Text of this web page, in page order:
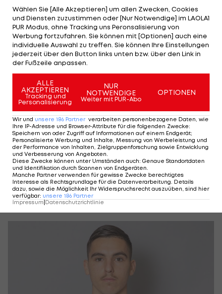
LUKA SUČIĆ - 90 Minuten - Note: 3
Der Kroate konnte am Ball immer wieder glänzen
und sorgte für Kreativmomente. Im defensiven
Zweikampfverhalten war die Leistung aber
jedenfalls ausbaufähig. In der 15. Minute war er
mit einem geschickten Pass bei der Nene-Chance
mitbeteiligt.
Wählen Sie [Alle Akzeptieren] um allen Zwecken, Cookies
und Diensten zuzustimmen oder [Nur Notwendige] im LAOLA1
PUR Modus, ohne Tracking uns Peronsalisierung von
Werbung fortzufahren. Sie können mit [Optionen] auch eine
individuelle Auswahl zu treffen. Sie können Ihre Einstellungen
jederzeit über den Button links unten bzw. über den Link in
der Fußzeile anpassen.
ALLE
AKZEPTIEREN
Tracking und
Personalisierung
NUR
NOTWENDIGE
Weiter mit PUR-Abo
OPTIONEN
Wir und unsere 186 Partner verarbeiten personenbezogene Daten, wie
Ihre IP-Adresse und Browser-Attribute für die folgenden Zwecke:
Speichern von oder Zugriff auf Informationen auf einem Endgerät;
Personalisierte Werbung und Inhalte, Messung von Werbeleistung und
der Performance von Inhalten, Zielgruppenforschung sowie Entwicklung
und Verbesserung von Angeboten
Diese Zwecke können unter Umständen auch: Genaue Standortdaten
und Identifikation durch Scannen von Endgeräten
Manche Partner verwenden für gewisse Zwecke berechtigtes
Interesse als Rechtsgrundlage für die Datenverarbeitung. Details
dazu, sowie die Möglichkeit Ihr Widerspruchsrecht auszuüben, sind hier
verfügbar: unsere 186 Partner
Impressum|Datenschutzrichtlinie